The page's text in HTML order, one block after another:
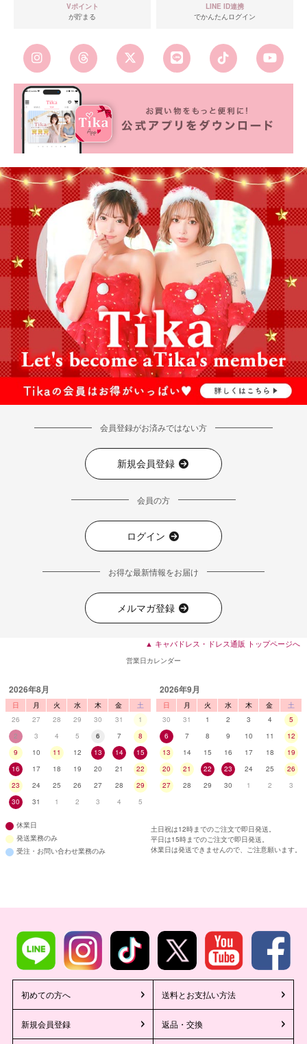
Vポイント
が貯まる
LINE ID連携
でかんたんログイン
会員登録がお済みではない方
新規会員登録
会員の方
ログイン
お得な最新情報をお届け
メルマガ登録
▲ キャバドレス・ドレス通販 トップページへ
営業日カレンダー
2026年8月
日 月 火 水 木 金
土
26
27 28 29 30 31
1
2
3 4 5 6 7
8
9
10 11 12 13 14
15
16
17 18 19 20 21
22
23
24 25 26 27 28
29
30
31 1 2 3 4 5
2026年9月
日 月 火 水 木 金
土
30
31 1 2 3 4
5
6
7 8 9 10 11
12
13
14 15 16 17 18
19
20
21 22 23 24 25
26
27
28 29 30 1 2 3
休業日
発送業務のみ
受注・お問い合わせ業務のみ
土日祝は12時までのご注文で即日発送。
平日は15時までのご注文で即日発送。
休業日は発送できませんので、ご注意願います。
初めての方へ 送料とお支払い方法
新規会員登録 返品・交換